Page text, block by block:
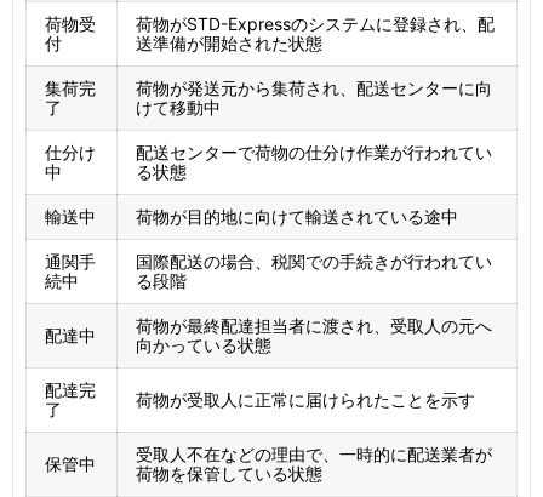
荷物受
付
荷物がSTD-Expressのシステムに登録され、配
送準備が開始された状態
集荷完
了
荷物が発送元から集荷され、配送センターに向
けて移動中
仕分け
中
配送センターで荷物の仕分け作業が行われてい
る状態
輸送中 荷物が目的地に向けて輸送されている途中
通関手
続中
国際配送の場合、税関での手続きが行われてい
る段階
配達中
荷物が最終配達担当者に渡され、受取人の元へ
向かっている状態
配達完
了
荷物が受取人に正常に届けられたことを示す
保管中
受取人不在などの理由で、一時的に配送業者が
荷物を保管している状態